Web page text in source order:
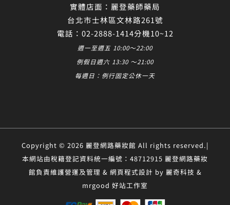
實體店面：麗登藥師藥局
台北市士林區文林路261號
電話：02-2888-1414分機10~12
週一至週五 10:00～22:00
例假日週六 13:30 ～21:00
每週日：例行固定公休一天
Copyright © 2026 麗登網路藥妝館 All rights reserved.|
本網站由稅籍登記資料統一編號：48712915 麗登網路藥妝
館負責維護營運及管理 & 網頁程式設計 by 麗奇科技 &
mrgood 好站工作室